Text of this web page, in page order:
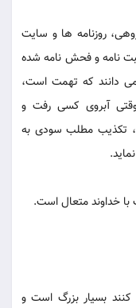
روزنامه ها و سایت
نامه و فحش نامه شده
دانند که تهمت است،
آبروی کسی رفت و
تکذیب مطلب سودی به
با خداوند متعال است.
بسیار بزرگ است و